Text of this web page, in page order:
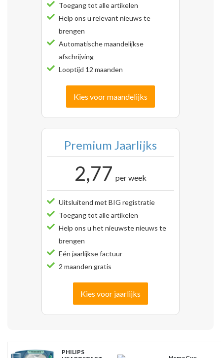
Toegang tot alle artikelen
Help ons u relevant nieuws te
brengen
Automatische maandelijkse
afschrijving
Looptijd 12 maanden
Kies voor maandelijks
Premium Jaarlijks
2,77 per week
Uitsluitend met BIG registratie
Toegang tot alle artikelen
Help ons u het nieuwste nieuws te
brengen
Eén jaarlijkse factuur
2 maanden gratis
Kies voor jaarlijks
PHILIPS